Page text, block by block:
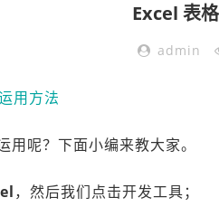
Excel 表
admin
用呢？下面小编来教大家。
，然后我们点击开发工具；